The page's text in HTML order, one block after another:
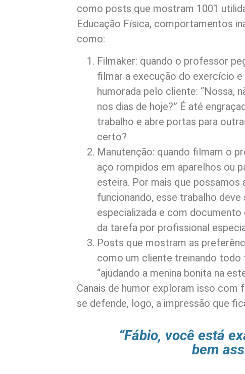
como posts que mostram 1001
Educação Física, comportamentos
como:
Filmaker: quando o professor
filmar a execução do exercício
humorada pelo cliente: “Nossa,
nos dias de hoje?” É até
trabalho e abre portas para
certo?
Manutenção: quando filmam o
aço rompidos em aparelhos ou
esteira. Por mais que possamos
funcionando, esse trabalho
especializada e com
da tarefa por profissional
Posts que mostram as
como um cliente treinando
“ajudando a menina bonita na
Canais de humor exploram isso com
se defende, logo, a impressão que
“Fábio, você está
bem